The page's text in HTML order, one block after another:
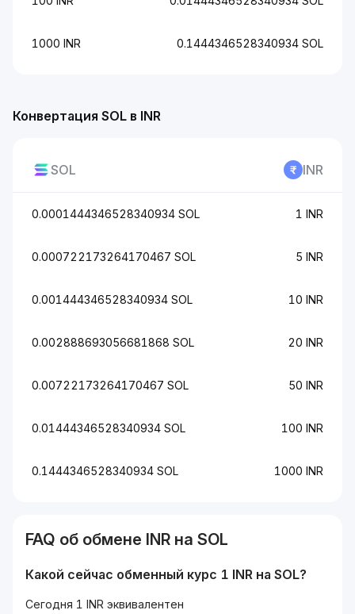
Конвертация SOL в INR
SOL INR
0.0001444346528340934 SOL 1 INR
0.000722173264170467 SOL 5 INR
0.001444346528340934 SOL 10 INR
0.002888693056681868 SOL 20 INR
0.00722173264170467 SOL 50 INR
0.01444346528340934 SOL 100 INR
0.1444346528340934 SOL 1000 INR
1000 INR 0.1444346528340934 SOL
FAQ об обмене INR на SOL
Какой сейчас обменный курс 1 INR на SOL?
Сегодня 1 INR эквивалентен